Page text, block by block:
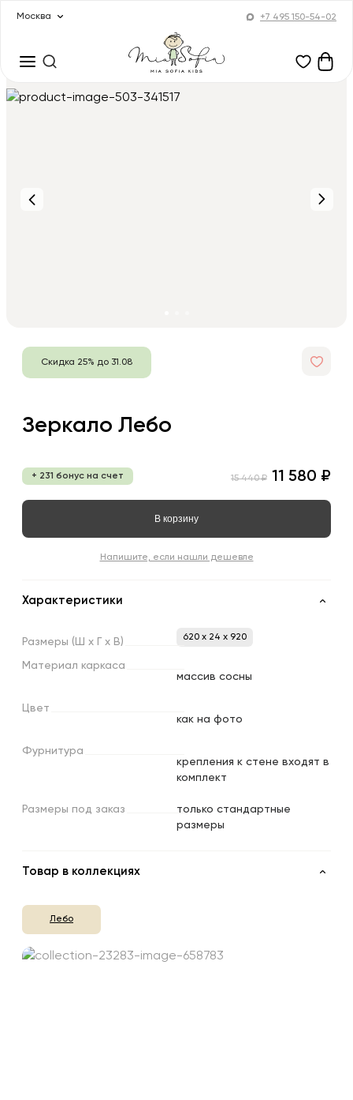
Москва +7 495 150-54-02
Скидка 25% до 31.08
Зеркало Лебо
+ 231 бонус на счет 15 440 ₽ 11 580 ₽
В корзину
Напишите, если нашли дешевле
Характеристики
Размеры (Ш х х В) 620 x 24 x 920
Материал каркаса
массив сосны
Цвет
как на фото
Фурнитура
крепления к стене входят в
комплект
Размеры под заказ
только стандартные
размеры
Товар в коллекциях
Лебо